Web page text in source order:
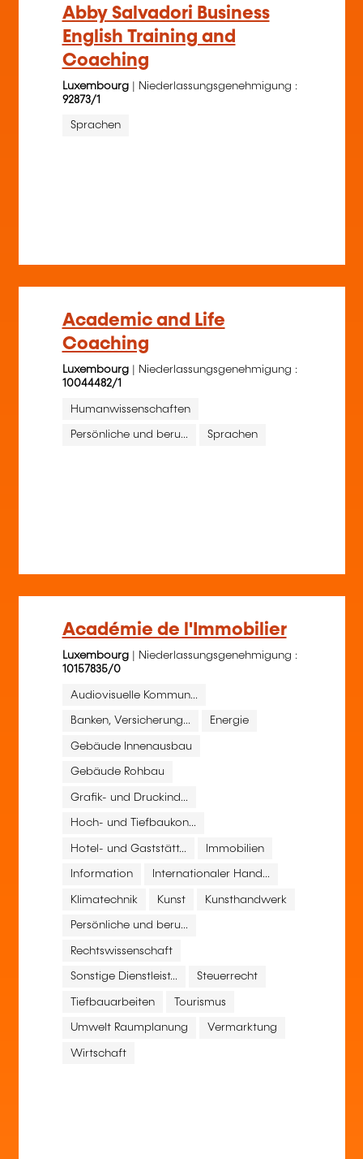
Abby Salvadori Business
English Training and
Coaching
Luxembourg| Niederlassungsgenehmigung :
92873/1
Sprachen
Academic and Life
Coaching
Luxembourg| Niederlassungsgenehmigung :
10044482/1
Humanwissenschaften
Persönliche und beru... Sprachen
Académie de l'Immobilier
Luxembourg| Niederlassungsgenehmigung :
10157835/0
Audiovisuelle Kommun...
Banken, Versicherung... Energie
Gebäude Innenausbau
Gebäude Rohbau
Grafik- und Druckind...
Hoch- und Tiefbaukon...
Hotel- und Gaststätt... Immobilien
Information Internationaler Hand...
Klimatechnik Kunst Kunsthandwerk
Persönliche und beru...
Rechtswissenschaft
Sonstige Dienstleist... Steuerrecht
Tiefbauarbeiten Tourismus
Umwelt Raumplanung Vermarktung
Wirtschaft